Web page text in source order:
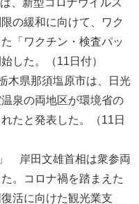
新型コロナウイルス
の緩和に向けて、ワク
「ワクチン・検査パッ
した。（11日付）
県那須塩原市は、日光
泉の両地区が環境省の
たと発表した。（11日
岸田文雄首相は衆参両
。コロナ禍を踏まえた
活に向けた観光業支